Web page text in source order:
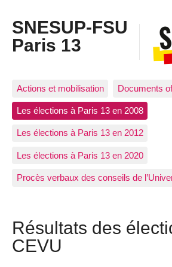
SNESUP-FSU
Paris 13
Actions et mobilisation Documents
Les élections à Paris 13 en 2008
Les élections à Paris 13 en 2012
Les élections à Paris 13 en 2020
Procès verbaux des conseils de
Résultats des
CEVU